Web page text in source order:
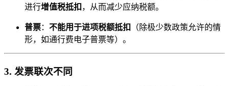
进行增值税抵扣 ，从而减少应纳税额。
普票： 不能用于进项税额抵扣
（除极少数政策允许的情
形，如通行费电子普票等）。
3. 发票联次不同